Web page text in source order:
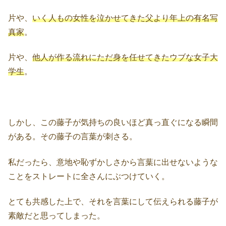
片や、 いく人もの女性を泣かせてきた父より年上の有名写
真家。
片や、 他人が作る流れにただ身を任せてきたウブな女子大
学生。
しかし、この藤子が気持ちの良いほど真っ直ぐになる瞬間
がある。その藤子の言葉が刺さる。
私だったら、意地や恥ずかしさから言葉に出せないような
ことをストレートに全さんにぶつけていく。
とても共感した上で、それを言葉にして伝えられる藤子が
素敵だと思ってしまった。